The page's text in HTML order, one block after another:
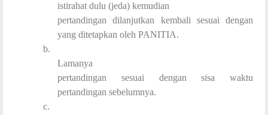
istirahat dulu (jeda) kemudian
pertandingan dilanjutkan kembali sesuai dengan
yang ditetapkan oleh PANITIA.
b.
Lamanya
pertandingan sesuai dengan sisa waktu
pertandingan sebelumnya.
c.